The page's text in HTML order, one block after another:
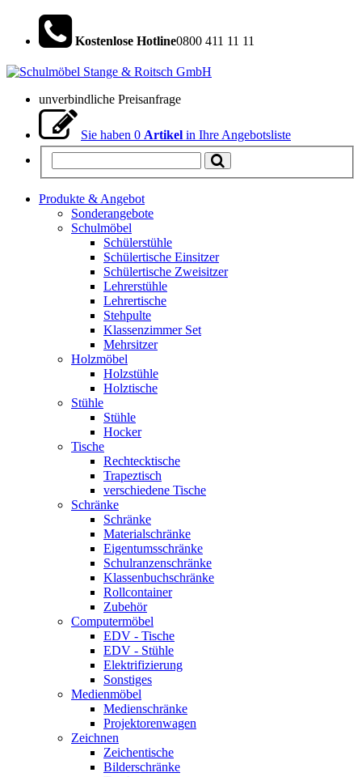
Kostenlose Hotline0800 411 11 11
unverbindliche Preisanfrage
Sie haben 0 Artikel in Ihre Angebotsliste
Produkte & Angebot
Sonderangebote
Schulmöbel
Schülerstühle
Schülertische Einsitzer
Schülertische Zweisitzer
Lehrerstühle
Lehrertische
Stehpulte
Klassenzimmer Set
Mehrsitzer
Holzmöbel
Holzstühle
Holztische
Stühle
Stühle
Hocker
Tische
Rechtecktische
Trapeztisch
verschiedene Tische
Schränke
Schränke
Materialschränke
Eigentumsschränke
Schulranzenschränke
Klassenbuchschränke
Rollcontainer
Zubehör
Computermöbel
EDV - Tische
EDV - Stühle
Elektrifizierung
Sonstiges
Medienmöbel
Medienschränke
Projektorenwagen
Zeichnen
Zeichentische
Bilderschränke